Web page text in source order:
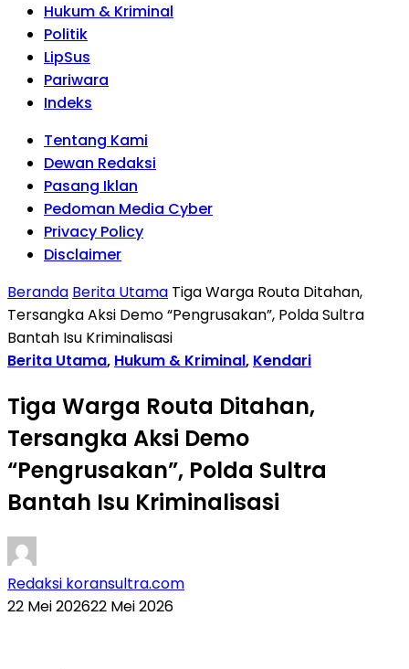
Hukum & Kriminal
Politik
LipSus
Pariwara
Indeks
Tentang Kami
Dewan Redaksi
Pasang Iklan
Pedoman Media Cyber
Privacy Policy
Disclaimer
Beranda Berita Utama Tiga Warga Routa Ditahan,
Tersangka Aksi Demo “Pengrusakan”, Polda Sultra
Bantah Isu Kriminalisasi
Berita Utama, Hukum & Kriminal, Kendari
Tiga Warga Routa Ditahan,
Tersangka Aksi Demo
“Pengrusakan”, Polda Sultra
Bantah Isu Kriminalisasi
Redaksi koransultra.com
22 Mei 202622 Mei 2026